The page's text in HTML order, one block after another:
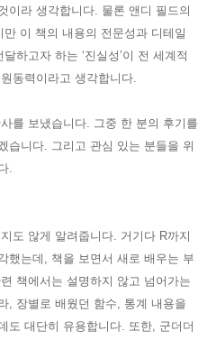
이라 생각합니다 물론 앤디 필드의
만 이 책의 내용의 전문성과 디테일
달하고자 하는 ‘진실성’이 전 세계적
동력이라고 생각합니다
를 보냈습니다 그중 한 분의 후기를
습니다
그리고 관심 있는 분들을 위
도 않게 알려줍니다 거기다 R까지
했는데
책을 보면서 새로 배우는 부
책에서는 설명하지 않고 넘어가는
장별로 배웠던 함수
통계 내용을
도 대단히 유용합니다 또한 군더더